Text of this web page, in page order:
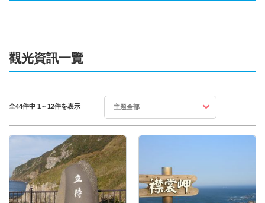
觀光資訊一覽
全44件中 1～12件を表示 主題全部